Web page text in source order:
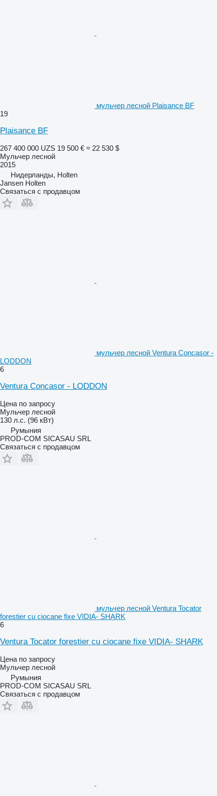
мульчер лесной Plaisance BF
19
Plaisance BF
267 400 000 UZS 19 500 € ≈ 22 530 $
Мульчер лесной
2015
Нидерланды, Holten
Jansen Holten
Связаться с продавцом
мульчер лесной Ventura Concasor -
LODDON
6
Ventura Concasor - LODDON
Цена по запросу
Мульчер лесной
130 л.с. (96 кВт)
Румыния
PROD-COM SICASAU SRL
Связаться с продавцом
мульчер лесной Ventura Tocator
forestier cu ciocane fixe VIDIA- SHARK
6
Ventura Tocator forestier cu ciocane fixe VIDIA- SHARK
Цена по запросу
Мульчер лесной
Румыния
PROD-COM SICASAU SRL
Связаться с продавцом